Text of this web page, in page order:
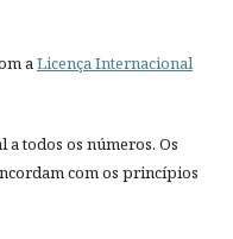
aLicença Internacional
todos os números. Os
com os princípios